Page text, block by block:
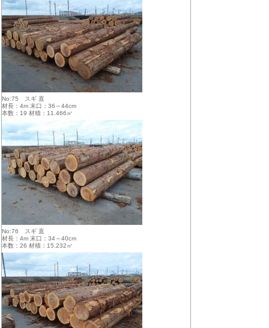
No:75 スギ 直
材長：4m 末口：36～44cm
本数：19 材積：11.466㎥
No:76 スギ 直
材長：4m 末口：34～40cm
本数：26 材積：15.232㎥